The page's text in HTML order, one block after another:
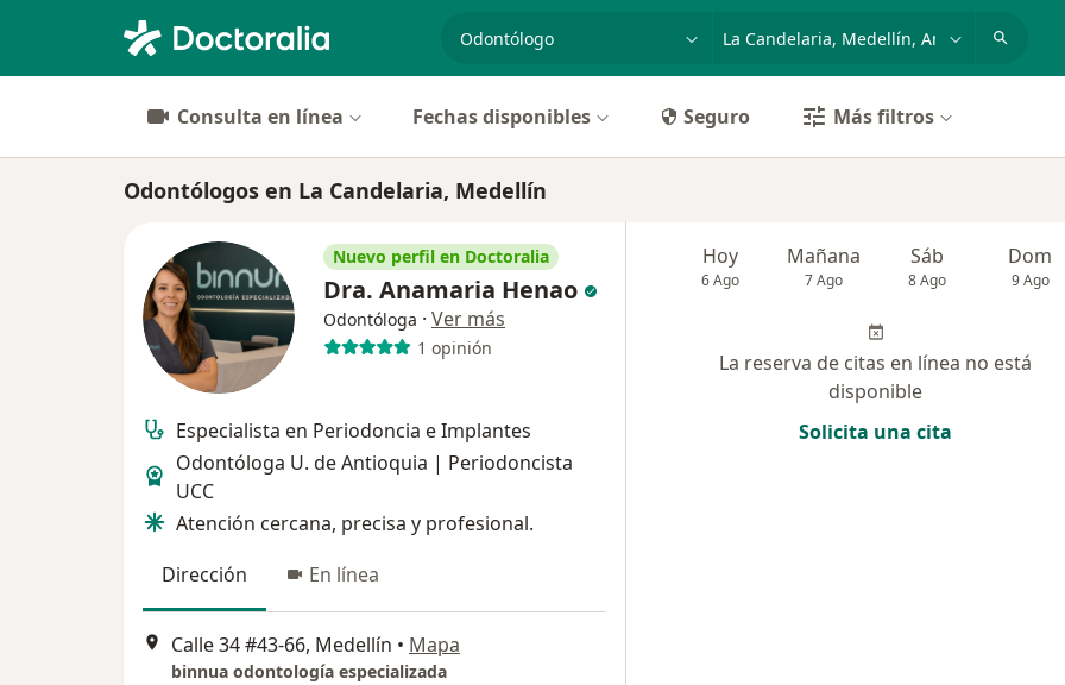
especialidad, enfermedad o nombre
Consulta en línea Fechas disponibles Seguro Más filtros
Odontólogos en La Candelaria, Medellín
Nuevo perfil en Doctoralia
Dra. Anamaria Henao
Odontóloga · Ver más
1 opinión
Especialista en Periodoncia e Implantes
Odontóloga U. de Antioquia | Periodoncista
UCC
Atención cercana, precisa y profesional.
Dirección
En línea
Calle 34 #43-66, Medellín • Mapa
binnua odontología especializada
Hoy
6 Ago
Mañana
7 Ago
Sáb
8 Ago
Dom
9 Ago
La reserva de citas en línea no está
disponible
Solicita una cita